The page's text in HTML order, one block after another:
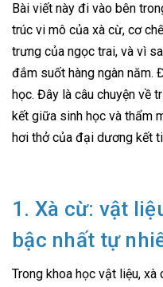
Bài viết này đi vào bên
trúc vi mô của xà cừ, cơ
trưng của ngọc trai, và vì
đắm suốt hàng ngàn năm.
học. Đây là câu chuyện về
kết giữa sinh học và thẩm
hơi thở của đại dương kết
1. Xà cừ: vật
bậc nhất tự
Trong khoa học vật liệu,